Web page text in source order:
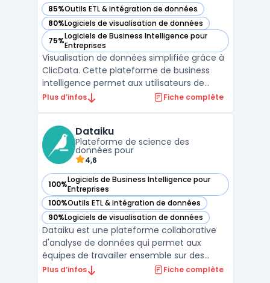
85%Outils ETL & intégration de données
— voir ClicData dans cette catégorie
80%Logiciels de visualisation de données
— voir ClicData dans cette catégorie
75%Logiciels de Business Intelligence pour
Entreprises
— voir ClicData dans cette catégorie
Visualisation de données simplifiée grâce à
ClicData. Cette plateforme de business
intelligence permet aux utilisateurs de
collecter, analyser et visualiser des données
personnalisés pour surveiller vos KPIs en
temps réel. ...
Plus d’infos Fiche complète
Dataiku
Plateforme de science des
données pour
4,6
100%Logiciels de Business Intelligence pour
Entreprises
— voir Dataiku dans cette catégorie
100%Outils ETL & intégration de données
— voir Dataiku dans cette catégorie
90%Logiciels de visualisation de données
— voir Dataiku dans cette catégorie
Dataiku est une plateforme collaborative
d'analyse de données qui permet aux
équipes de travailler ensemble sur des
projets de données avancés. Avec ses
Plus d’infos Fiche complète